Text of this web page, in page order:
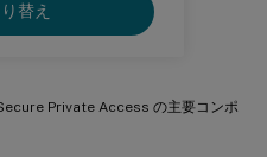
替え
Private Access の主要コンポ